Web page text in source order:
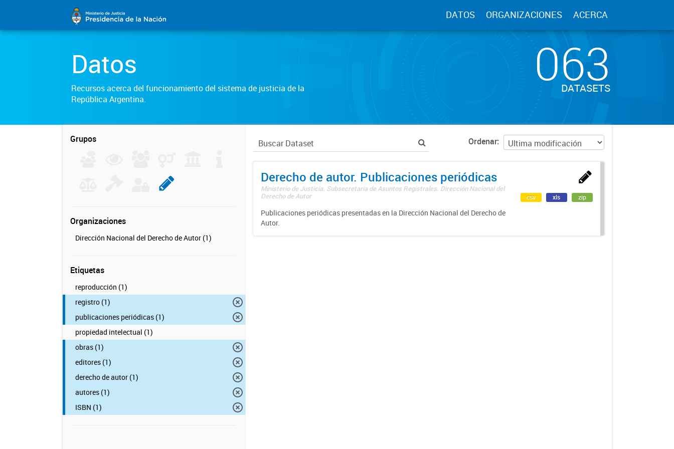
DATOS ORGANIZACIONES ACERCA
Datos
Recursos acerca del funcionamiento del sistema de justicia de la
República Argentina.
063
DATASETS
Grupos
Organizaciones
Dirección Nacional del Derecho de Autor (1)
Etiquetas
reproducción (1)
registro (1)
publicaciones periódicas (1)
propiedad intelectual (1)
obras (1)
editores (1)
derecho de autor (1)
autores (1)
ISBN (1)
Ordenar
Derecho de autor. Publicaciones periódicas
Ministerio de Justicia. Subsecretaría de Asuntos Registrales. Dirección Nacional del
Derecho de Autor
Publicaciones periódicas presentadas en la Dirección Nacional del Derecho de
Autor.
csv xls zip